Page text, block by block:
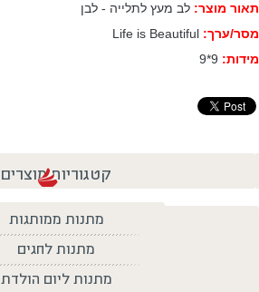
תאור מוצר: לב מעץ לתלייה - לבן
מסר/ערך: Life is Beautiful
מידות:
קטגוריות מוצרים
מתנות ממותגות
מתנות לחגים
מתנות ליום הולדת